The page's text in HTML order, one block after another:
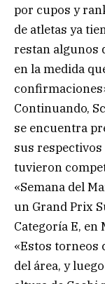
por cupos y
de atletas ya
restan algunos
en la medida
Continuando,
se encuentra
sus
tuvieron
«Semana del
un Grand Prix
Categoría E, en
«Estos torneos
del área, y